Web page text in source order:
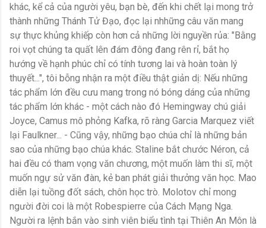
khác, kể cả của người yêu, bạn bè, đến khi chết lại mong trở
thành những Thánh Tử Đạo, đọc lại nhhững câu văn mang
sự thực khủng khiếp còn hơn cả những lời nguyền rủa: "Bằng
roi vọt chúng ta quất lên đám đông đang rên rỉ, bắt họ
hướng về hạnh phúc chỉ có tính tương lai và hoàn toàn lý
thuyết...", tôi bỗng nhận ra một điều thật giản dị: Nếu những
tác phẩm lớn đều cưu mang trong nó bóng dáng của những
tác phẩm lớn khác - một cách nào đó Hemingway chú giải
Joyce, Camus mô phỏng Kafka, rõ ràng Garcia Marquez viết
lại Faulkner... - Cũng vậy, những bạo chúa chỉ là những bản
sao của những bạo chúa khác. Staline bắt chước Néron, cả
hai đều có tham vọng văn chương, một muốn làm thi sĩ, một
muốn ngự sử văn đàn, kẻ ban phát giải thưởng văn học. Mao
diễn lại tuồng đốt sách, chôn học trò. Molotov chỉ mong
người đời coi là một Robespierre của Cách Mạng Nga.
Người ra lệnh bắn vào sinh viên biểu tình tại Thiên An Môn là